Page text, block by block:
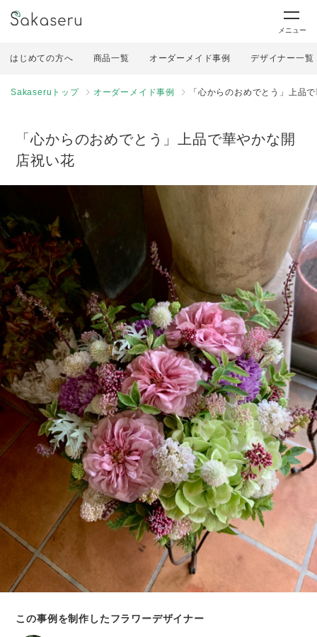
メニュー
はじめての方へ 商品一覧 オーダーメイド事例 デザイナー一覧
Sakaseruトップ オーダーメイド事例 「心からのおめでとう」上品
「心からのおめでとう」上品で華やかな開
店祝い花
この事例を制作したフラワーデザイナー